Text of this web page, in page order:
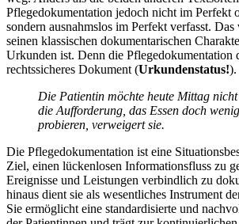
Pflegedokumentation jedoch nicht im Perfekt
sondern ausnahmslos im Perfekt verfasst.
seinen klassischen dokumentarischen
Urkunden ist. Denn die Pflegedokumentation
rechtssicheres Dokument (Urkundenstatus!).
Die Patientin möchte heute Mittag nicht
die Aufforderung, das Essen doch
probieren, verweigert sie.
Die Pflegedokumentation ist eine
Ziel, einen lückenlosen Informationsfluss zu
Ereignisse und Leistungen verbindlich zu
hinaus dient sie als wesentliches Instrument
Sie ermöglicht eine standardisierte und